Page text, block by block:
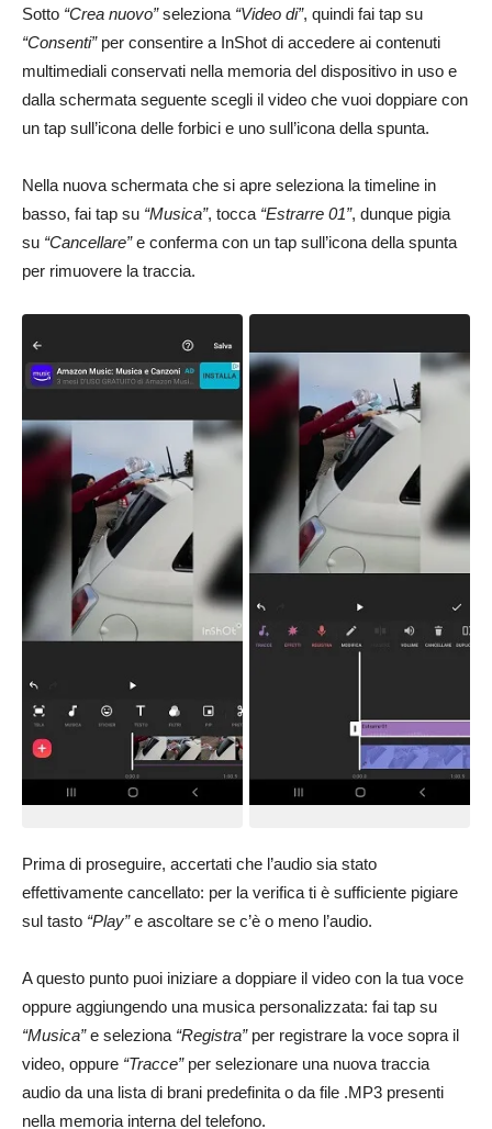
Sotto “Crea nuovo”seleziona “Video di”, quindi fai tap su
“Consenti”per consentire a InShot di accedere ai contenuti
multimediali conservati nella memoria del dispositivo in uso e
dalla schermata seguente scegli il video che vuoi doppiare con
un tap sull’icona delle forbici e uno sull’icona della spunta.
Nella nuova schermata che si apre seleziona la timeline in
basso, fai tap su “Musica”, tocca “Estrarre 01”, dunque pigia
su “Cancellare”e conferma con un tap sull’icona della spunta
per rimuovere la traccia.
Prima di proseguire, accertati che l’audio sia stato
effettivamente cancellato: per la verifica ti è sufficiente pigiare
sul tasto “Play”e ascoltare se c’è o meno l’audio.
A questo punto puoi iniziare a doppiare il video con la tua voce
oppure aggiungendo una musica personalizzata: fai tap su
“Musica”e seleziona “Registra”per registrare la voce sopra il
video, oppure “Tracce”per selezionare una nuova traccia
audio da una lista di brani predefinita o da file .MP3 presenti
nella memoria interna del telefono.